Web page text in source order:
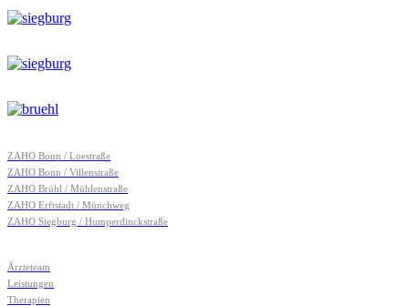
ZAHO Bonn / Loestraße
ZAHO Bonn / Villenstraße
ZAHO Brühl / Mühlenstraße
ZAHO Erftstadt / Münchweg
ZAHO Siegburg / Humperdinckstraße
Ärzteteam
Leistungen
Therapien